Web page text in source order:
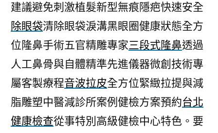
建議避免刺激植髮新型無痕隱疤快速安全
除眼袋清除眼袋淚溝黑眼圈健康狀態全方
位隆鼻手術五官精雕專家三段式隆鼻透過
人工鼻骨與自體精準先進儀器微創技術專
屬客製療程音波拉皮全方位緊緻拉提與減
脂雕塑中醫減診所案例健檢方案預約台北
健康檢查從事特別高級健檢中心特色。要